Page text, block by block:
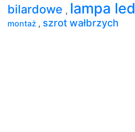
bilardowe , lampa led
montaż , szrot wałbrzych